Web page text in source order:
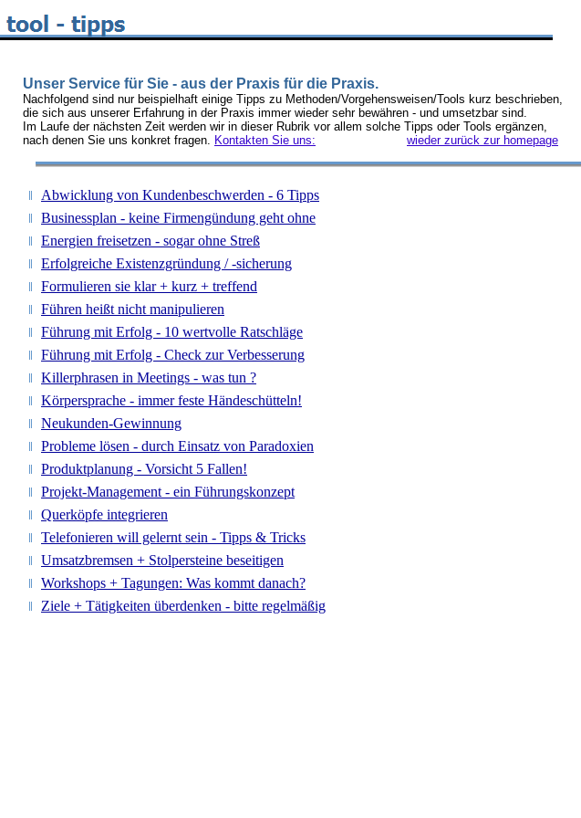
Unser Service für Sie - aus der Praxis für die Praxis.
Nachfolgend sind nur beispielhaft einige Tipps zu Methoden/Vorgehensweisen/Tools kurz beschrieben,
die sich aus unserer Erfahrung in der Praxis immer wieder sehr bewähren - und umsetzbar sind.
Im Laufe der nächsten Zeit werden wir in dieser Rubrik vor allem solche Tipps oder Tools ergänzen,
nach denen Sie uns konkret fragen. Kontakten Sie uns: wieder zurück zur homepage
Abwicklung von Kundenbeschwerden - 6 Tipps
Businessplan - keine Firmengündung geht ohne
Energien freisetzen - sogar ohne Streß
Erfolgreiche Existenzgründung / -sicherung
Formulieren sie klar + kurz + treffend
Führen heißt nicht manipulieren
Führung mit Erfolg - 10 wertvolle Ratschläge
Führung mit Erfolg - Check zur Verbesserung
Killerphrasen in Meetings - was tun ?
Körpersprache - immer feste Händeschütteln!
Neukunden-Gewinnung
Probleme lösen - durch Einsatz von Paradoxien
Produktplanung - Vorsicht 5 Fallen!
Projekt-Management - ein Führungskonzept
Querköpfe integrieren
Telefonieren will gelernt sein - Tipps & Tricks
Umsatzbremsen + Stolpersteine beseitigen
Workshops + Tagungen: Was kommt danach?
Ziele + Tätigkeiten überdenken - bitte regelmäßig